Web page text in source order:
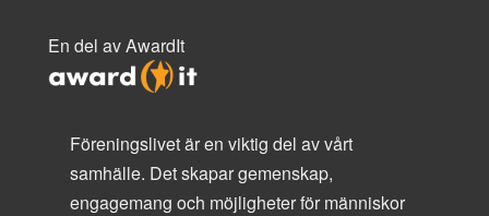
En del av AwardIt
Föreningslivet är en viktig del av vårt
samhälle. Det skapar gemenskap,
engagemang och möjligheter för människor